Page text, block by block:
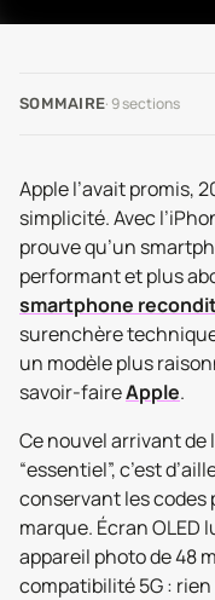
SOMMAIRE· 9sections
Apple l’avait promis,
simplicité. Avec
prouve qu’un
performant et plus
smartphone
surenchère
un modèle plus
savoir-faireApple.
Ce nouvel arrivant de
“essentiel”, c’est
conservant les codes
marque. Écran OLED
appareil photo de 48
compatibilité 5G :